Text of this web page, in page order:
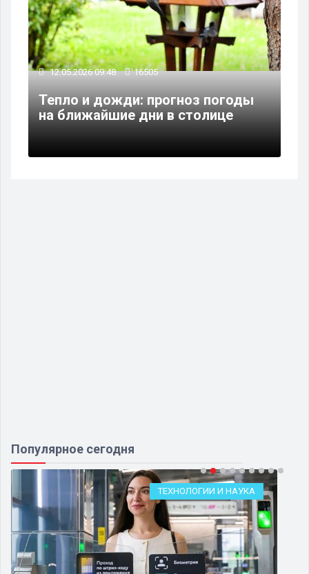
12.05.2026 09:48 16505
Тепло и дожди: прогноз погоды
на ближайшие дни в столице
Популярное сегодня
ТЕХНОЛОГИИ И НАУКА